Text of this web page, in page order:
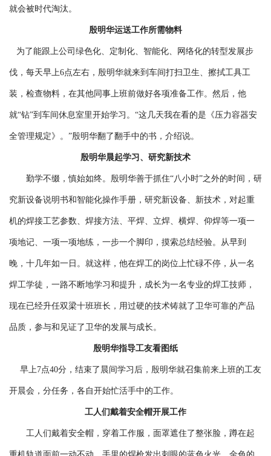
就会被时代淘汰。
殷明华运送工作所需物料
为了能跟上公司绿色化、定制化、智能化、网络化的转型发展步
伐，每天早上6点左右，殷明华就来到车间打扫卫生、擦拭工具工
装，检查物料，在其他同事上班前做好各项准备工作。然后，他
就“钻”到车间休息室里开始学习。“这几天我在看的是《压力容器安
全管理规定》。”殷明华翻了翻手中的书，介绍说。
殷明华晨起学习、研究新技术
勤学不缀，慎始如终。殷明华善于抓住“八小时”之外的时间，研
究新设备说明书和智能化操作手册，研究新设备、新技术，对起重
机的焊接工艺参数、焊接方法、平焊、立焊、横焊、仰焊等一项一
项地记、一项一项地练，一步一个脚印，摸索总结经验。从早到
晚，十几年如一日。就这样，他在焊工的岗位上忙碌不停，从一名
焊工学徒，一路不断地学习和提升，成长为一名专业的焊工技师，
现在已经升任双梁十班班长，用过硬的技术铸就了卫华可靠的产品
品质，参与和见证了卫华的发展与成长。
殷明华指导工友看图纸
早上7点40分，结束了晨间学习后，殷明华就召集前来上班的工友
开晨会，分任务，各自开始忙活手中的工作。
工人们戴着安全帽开展工作
工人们戴着安全帽，穿着工作服，面罩遮住了整张脸，蹲在起